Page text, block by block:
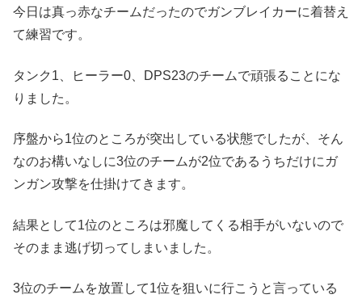
今日は真っ赤なチームだったのでガンブレイカーに着替え
て練習です。
タンク1、ヒーラー0、DPS23のチームで頑張ることにな
りました。
序盤から1位のところが突出している状態でしたが、そん
なのお構いなしに3位のチームが2位であるうちだけにガ
ンガン攻撃を仕掛けてきます。
結果として1位のところは邪魔してくる相手がいないので
そのまま逃げ切ってしまいました。
3位のチームを放置して1位を狙いに行こうと言っている